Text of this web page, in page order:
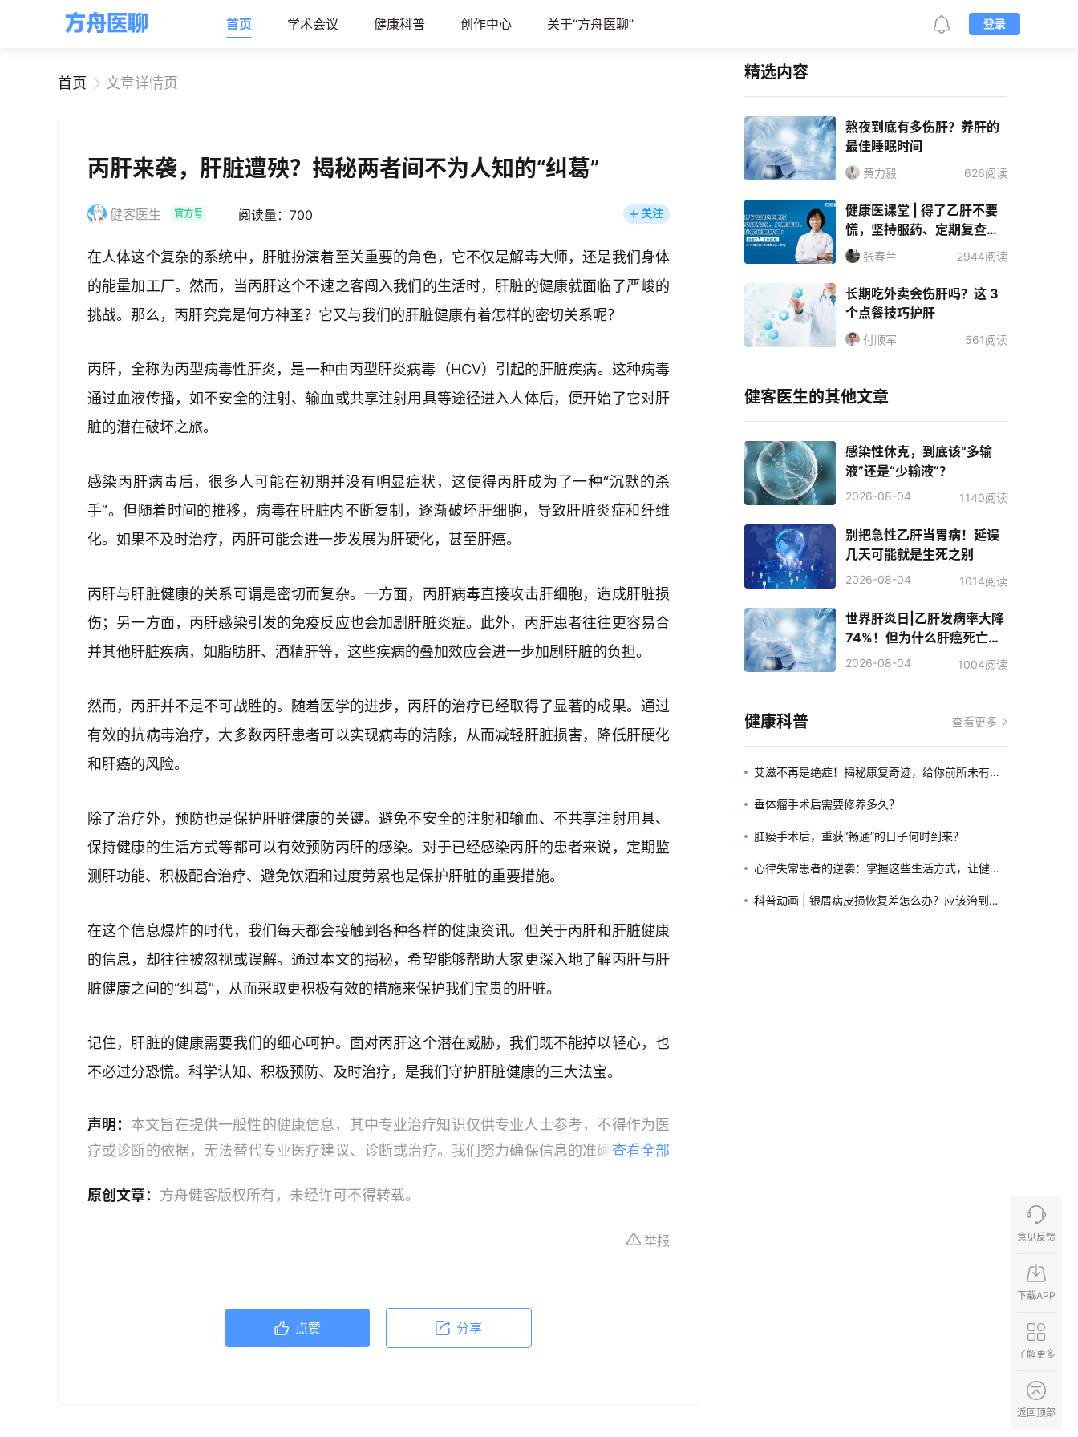
首页 学术会议 健康科普 创作中心 关于“方舟医聊” 登录
首页 文章详情页
丙肝来袭，肝脏遭殃？揭秘两者间不为人知的“纠葛”
健客医生 官方号 阅读量：700 关注
在人体这个复杂的系统中，肝脏扮演着至关重要的角色，它不仅是解毒大师，还是我们身体
的能量加工厂。然而，当丙肝这个不速之客闯入我们的生活时，肝脏的健康就面临了严峻的
挑战。那么，丙肝究竟是何方神圣？它又与我们的肝脏健康有着怎样的密切关系呢？
丙肝，全称为丙型病毒性肝炎，是一种由丙型肝炎病毒（HCV）引起的肝脏疾病。这种病毒
通过血液传播，如不安全的注射、输血或共享注射用具等途径进入人体后，便开始了它对肝
脏的潜在破坏之旅。
感染丙肝病毒后，很多人可能在初期并没有明显症状，这使得丙肝成为了一种“沉默的杀
手”。但随着时间的推移，病毒在肝脏内不断复制，逐渐破坏肝细胞，导致肝脏炎症和纤维
化。如果不及时治疗，丙肝可能会进一步发展为肝硬化，甚至肝癌。
丙肝与肝脏健康的关系可谓是密切而复杂。一方面，丙肝病毒直接攻击肝细胞，造成肝脏损
伤；另一方面，丙肝感染引发的免疫反应也会加剧肝脏炎症。此外，丙肝患者往往更容易合
并其他肝脏疾病，如脂肪肝、酒精肝等，这些疾病的叠加效应会进一步加剧肝脏的负担。
然而，丙肝并不是不可战胜的。随着医学的进步，丙肝的治疗已经取得了显著的成果。通过
有效的抗病毒治疗，大多数丙肝患者可以实现病毒的清除，从而减轻肝脏损害，降低肝硬化
和肝癌的风险。
除了治疗外，预防也是保护肝脏健康的关键。避免不安全的注射和输血、不共享注射用具、
保持健康的生活方式等都可以有效预防丙肝的感染。对于已经感染丙肝的患者来说，定期监
测肝功能、积极配合治疗、避免饮酒和过度劳累也是保护肝脏的重要措施。
在这个信息爆炸的时代，我们每天都会接触到各种各样的健康资讯。但关于丙肝和肝脏健康
的信息，却往往被忽视或误解。通过本文的揭秘，希望能够帮助大家更深入地了解丙肝与肝
脏健康之间的“纠葛”，从而采取更积极有效的措施来保护我们宝贵的肝脏。
记住，肝脏的健康需要我们的细心呵护。面对丙肝这个潜在威胁，我们既不能掉以轻心，也
不必过分恐慌。科学认知、积极预防、及时治疗，是我们守护肝脏健康的三大法宝。
声明： 本文旨在提供一般性的健康信息，其中专业治疗知识仅供专业人士参考，不得作为医
疗或诊断的依据，无法替代专业医疗建议、诊断或治疗。我们努力确保信息的准确性，但本
策时，应咨询合格的医疗专业人员。对于依据本文内容采取的任何行动，本文作者、出版方
查看全部
原创文章： 方舟健客版权所有，未经许可不得转载。
举报
点赞 分享
精选内容
熬夜到底有多伤肝？养肝的
最佳睡眠时间
黄力毅 626阅读
健康医课堂 | 得了乙肝不要
慌，坚持服药、定期复查，
让你远离肝癌！
张春兰 2944阅读
长期吃外卖会伤肝吗？这 3
个点餐技巧护肝
付顺军 561阅读
健客医生的其他文章
感染性休克，到底该“多输
液”还是“少输液”？
2026-08-04 1140阅读
别把急性乙肝当胃病！延误
几天可能就是生死之别
2026-08-04 1014阅读
世界肝炎日|乙肝发病率大降
74%！但为什么肝癌死亡人
数反而增加了？
2026-08-04 1004阅读
健康科普 查看更多
艾滋不再是绝症！揭秘康复奇迹，给你前所未有的
希望与力量！
垂体瘤手术后需要修养多久？
肛瘘手术后，重获“畅通”的日子何时到来？
心律失常患者的逆袭：掌握这些生活方式，让健康
不再遥远！
科普动画 | 银屑病皮损恢复差怎么办？应该治到什
意见反馈
下载APP
了解更多
返回顶部